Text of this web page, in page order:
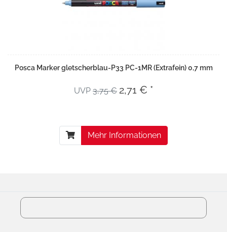
Posca Marker gletscherblau-P33 PC-1MR (Extrafein) 0,7 mm
UVP 3,75 € 2,71 € *
Mehr Informationen